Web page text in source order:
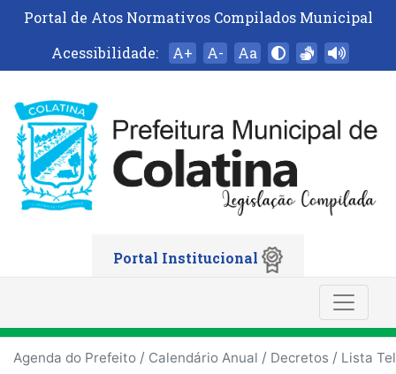
Portal de Atos Normativos Compilados Municipal
Acessibilidade:
A+ A- Aa
Portal Institucional
Agenda do Prefeito / Calendário Anual / Decretos / Lista